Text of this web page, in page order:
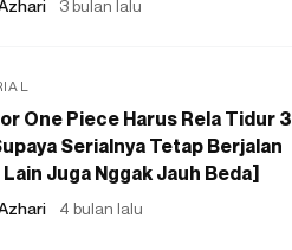
3 bulan lalu
One Piece Harus Rela Tidur 3
Serialnya Tetap Berjalan
Lain Juga Nggak Jauh Beda]
4 bulan lalu